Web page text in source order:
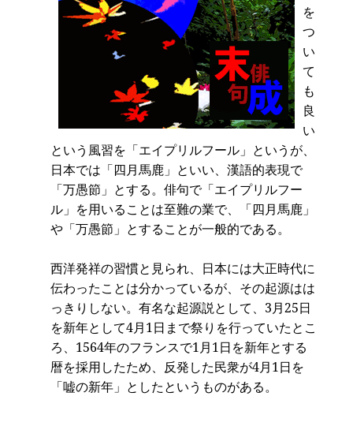
を
つ
い
て
も
良
い
という風習を「エイプリルフール」というが、
日本では「四月馬鹿」といい、漢語的表現で
「万愚節」とする。俳句で「エイプリルフー
ル」を用いることは至難の業で、「四月馬鹿」
や「万愚節」とすることが一般的である。
西洋発祥の習慣と見られ、日本には大正時代に
伝わったことは分かっているが、その起源はは
っきりしない。有名な起源説として、3月25日
を新年として4月1日まで祭りを行っていたとこ
ろ、1564年のフランスで1月1日を新年とする
暦を採用したため、反発した民衆が4月1日を
「嘘の新年」としたというものがある。